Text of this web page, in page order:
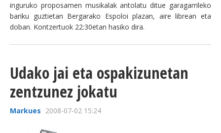
inguruko proposamen musikalak antolatu ditue garagarrileko
bariku guztietan Bergarako Espoloi plazan, aire librean eta
doban. Kontzertuok 22:30etan hasiko dira.
Udako jai eta ospakizunetan
zentzunez jokatu
Markues 2008-07-02 15:24